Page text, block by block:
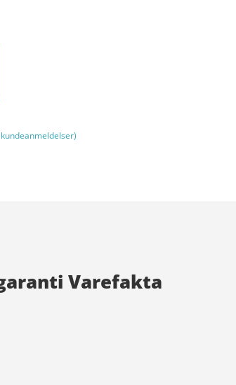
kundeanmeldelser)
Varefakta